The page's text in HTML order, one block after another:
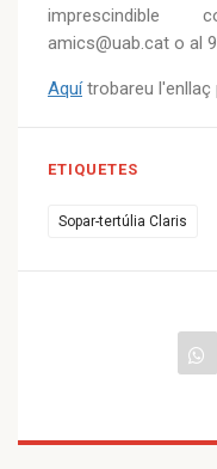
imprescindible
amics@uab.cat o al
Aquítrobareu l'enllaç
ETIQUETES
Sopar-tertúlia Claris